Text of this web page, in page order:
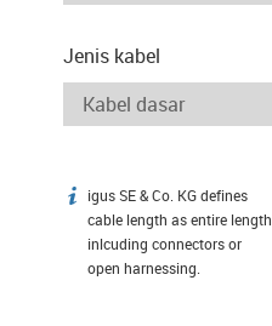
Jenis kabel
igus-icon-info
igus SE & Co. KG defines
cable length as entire length
inlcuding connectors or
open harnessing.